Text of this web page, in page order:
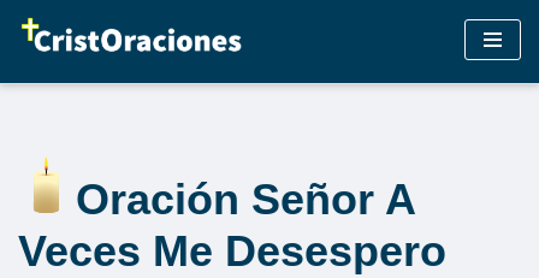
Oración Señor A
Veces Me Desespero